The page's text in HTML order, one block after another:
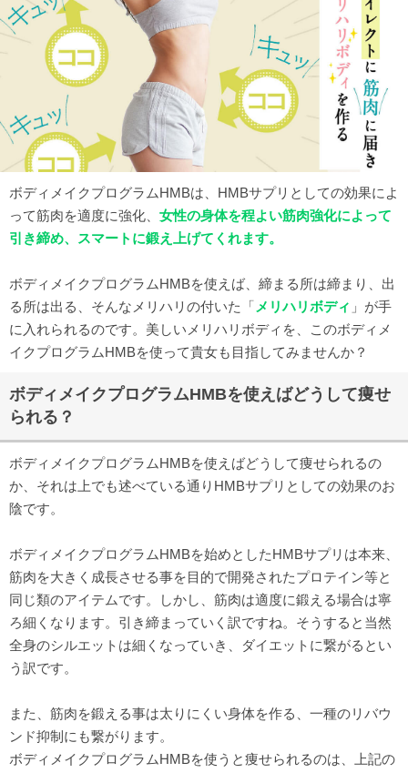
ボディメイクプログラムHMBは、HMBサプリとしての効果によ
って筋肉を適度に強化、 女性の身体を程よい筋肉強化によって
引き締め、スマートに鍛え上げてくれます。
ボディメイクプログラムHMBを使えば、締まる所は締まり、出
る所は出る、そんなメリハリの付いた「 メリハリボディ 」が手
に入れられるのです。美しいメリハリボディを、このボディメ
イクプログラムHMBを使って貴女も目指してみませんか？
ボディメイクプログラムHMBを使えばどうして痩せ
られる？
ボディメイクプログラムHMBを使えばどうして痩せられるの
か、それは上でも述べている通りHMBサプリとしての効果のお
陰です。
ボディメイクプログラムHMBを始めとしたHMBサプリは本来、
筋肉を大きく成長させる事を目的で開発されたプロテイン等と
同じ類のアイテムです。しかし、筋肉は適度に鍛える場合は寧
ろ細くなります。引き締まっていく訳ですね。そうすると当然
全身のシルエットは細くなっていき、ダイエットに繋がるとい
う訳です。
また、筋肉を鍛える事は太りにくい身体を作る、一種のリバウ
ンド抑制にも繋がります。
ボディメイクプログラムHMBを使うと痩せられるのは、上記の